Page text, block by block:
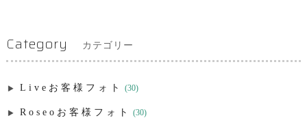
Category カテゴリー
Liveお客様フォト (30)
Roseoお客様フォト (30)